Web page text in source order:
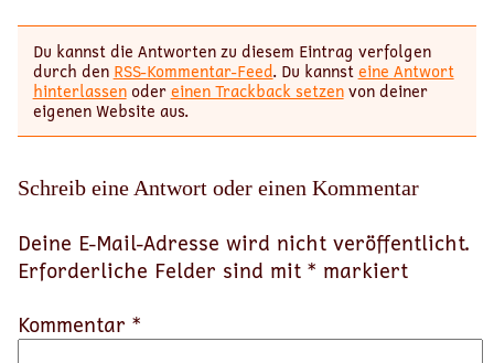
Du kannst die Antworten zu diesem Eintrag verfolgen
durch den RSS-Kommentar-Feed. Du kannsteine Antwort
hinterlassenodereinen Trackback setzenvon deiner
eigenen Website aus.
Schreib eine Antwort oder einen Kommentar
Deine E-Mail-Adresse wird nicht veröffentlicht.
Erforderliche Felder sind mit * markiert
Kommentar *